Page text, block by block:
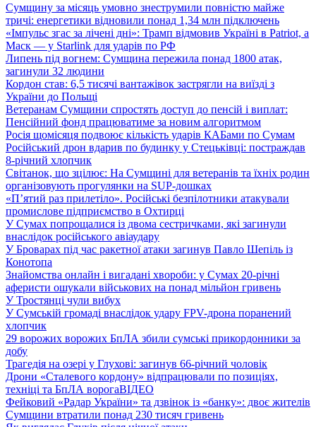
Сумщину за місяць умовно знеструмили повністю майже
тричі: енергетики відновили понад 1,34 млн підключень
«Імпульс згас за лічені дні»: Трамп відмовив Україні в Patriot, а
Маск — у Starlink для ударів по РФ
Липень під вогнем: Сумщина пережила понад 1800 атак,
загинули 32 людини
Кордон став: 6,5 тисячі вантажівок застрягли на виїзді з
України до Польщі
Ветеранам Сумщини спростять доступ до пенсій і виплат:
Пенсійний фонд працюватиме за новим алгоритмом
Росія щомісяця подвоює кількість ударів КАБами по Сумам
Російський дрон вдарив по будинку у Стецьківці: постраждав
8-річний хлопчик
Світанок, що зцілює: На Сумщині для ветеранів та їхніх родин
організовують прогулянки на SUP-дошках
«П’ятий раз прилетіло». Російські безпілотники атакували
промислове підприємство в Охтирці
У Сумах попрощалися із двома сестричками, які загинули
внаслідок російського авіаудару
У Броварах під час ракетної атаки загинув Павло Шепіль із
Конотопа
Знайомства онлайн і вигадані хвороби: у Сумах 20-річні
аферисти ошукали військових на понад мільйон гривень
У Тростянці чули вибух
У Сумській громаді внаслідок удару FPV-дрона поранений
хлопчик
29 ворожих ворожих БпЛА збили сумські прикордонники за
добу
Трагедія на озері у Глухові: загинув 66-річний чоловік
Дрони «Сталевого кордону» відпрацювали по позиціях,
техніці та БпЛА ворогаВІДЕО
Фейковий «Радар України» та дзвінок із «банку»: двоє жителів
Сумщини втратили понад 230 тисяч гривень